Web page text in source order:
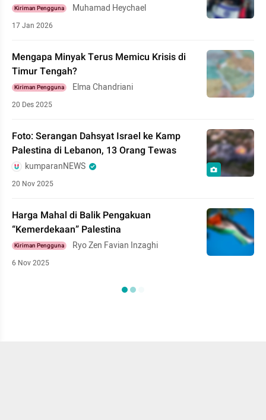
Kiriman Pengguna Muhamad Heychael
17 Jan 2026
Mengapa Minyak Terus Memicu Krisis di
Timur Tengah?
Kiriman Pengguna Elma Chandriani
20 Des 2025
Foto: Serangan Dahsyat Israel ke Kamp
Palestina di Lebanon, 13 Orang Tewas
kumparanNEWS
20 Nov 2025
Harga Mahal di Balik Pengakuan
“Kemerdekaan” Palestina
Kiriman Pengguna Ryo Zen Favian Inzaghi
6 Nov 2025